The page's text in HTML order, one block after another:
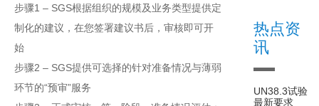
步骤1 – SGS根据组织的规模及业务类型提供定
制化的建议，在您签署建议书后，审核即可开
始
步骤2 – SGS提供可选择的针对准备情况与薄弱
环节的“预审”服务
热点资
讯
UN38.3试验
最新要求